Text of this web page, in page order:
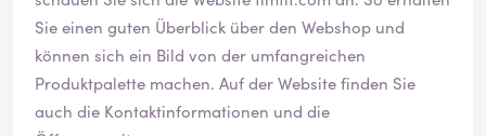
Sie einen guten Überblick über den Webshop und
können sich ein Bild von der umfangreichen
Produktpalette machen. Auf der Website finden Sie
auch die Kontaktinformationen und die